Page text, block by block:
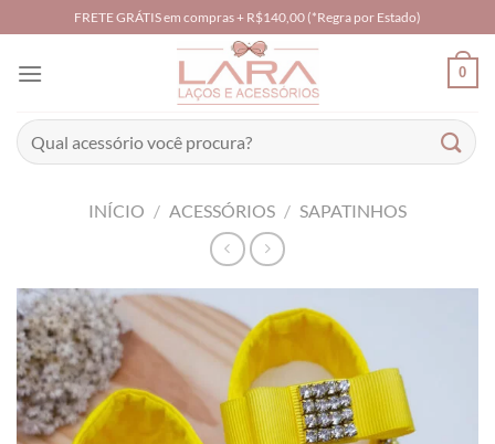
to
content
FRETE GRÁTIS em compras + R$140,00 (*Regra por Estado)
0
Pesquisar
por:
INÍCIO / ACESSÓRIOS / SAPATINHOS